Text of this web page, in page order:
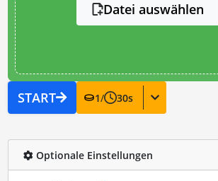
Datei auswählen
START 1/ 30s
Optionale Einstellungen